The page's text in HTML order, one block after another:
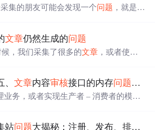
集的朋友可能会发现一个问题 ，就是采
交(未审核)文章时间是2020年5月9号，
发表一篇文章后，重新编辑提交5月9号
查看了帝国...
文章仍然生成的问题
候，我们采集了很多的文章 ，或者使用
自己手工伪原创处理之后再审核发布。
是使用SQL语句设置，具体的SQL语
、文章内容审核接口的内存问题优化
业务，或者实现生产者 – 消费者的模
同时占用了大量JVM堆内存，导致OO
站问题大揭秘：注册、发布、排名、